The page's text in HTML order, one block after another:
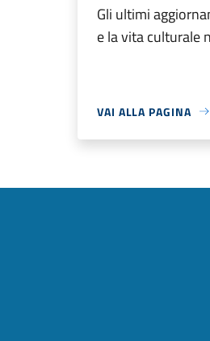
Gli ultimi
e la vita culturale
VAI ALLA PAGINA